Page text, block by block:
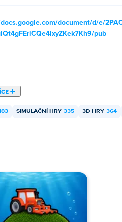
document/d/e/
pub
SIMULAČNÍ HRY 335 3D HRY 364